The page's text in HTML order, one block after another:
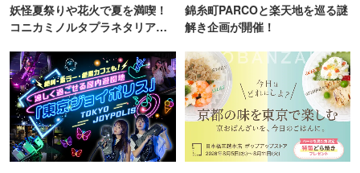
妖怪夏祭りや花火で夏を満喫！
コニカミノルタプラネタリア
錦糸町PARCOと楽天地を巡る謎
解き企画が開催！